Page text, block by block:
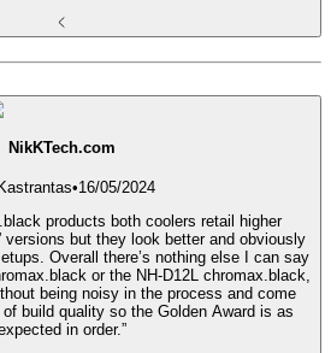
NikKTech.com
•16/05/2024
products both coolers retail higher
versions but they look better and obviously
Overall there’s nothing else I can say
or the NH-D12L chromax.black,
being noisy in the process and come
build quality so the Golden Award is as
in order.”